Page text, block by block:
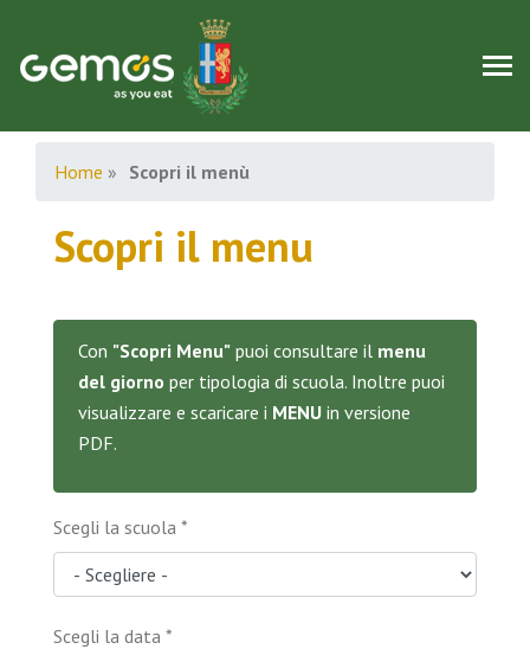
Home » Scopri il menù
Scopri il menu
Con "Scopri Menu" puoi consultare il menu
del giorno per tipologia di scuola. Inoltre puoi
visualizzare e scaricare i MENU in versione
PDF.
Scegli la scuola *
Scegli la data *